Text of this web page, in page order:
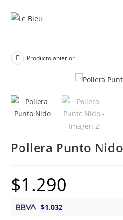
Producto anterior
Pollera Punto Nido
$1.290
$1.032